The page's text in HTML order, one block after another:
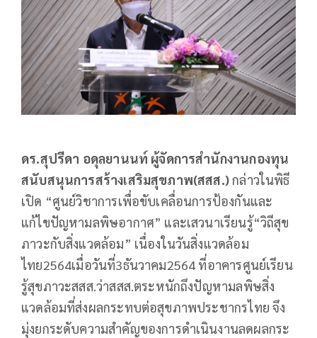
ดร.สุปรีดา อดุลยานนท์ ผู้จัดการสำนักงานกองทุน
สนับสนุนการสร้างเสริมสุขภาพ(สสส.)กล่าวในพิธี
เปิด “ศูนย์วิชาการเพื่อขับเคลื่อนการป้องกันและ
แก้ไขปัญหามลพิษอากาศ” และเสวนาเรียนรู้“วิถีสุข
ภาวะกับสิ่งแวดล้อม” เนื่องในวันสิ่งแวดล้อม
ไทย2564เมื่อวันที่3ธันวาคม2564 ที่อาคารศูนย์เรียน
รู้สุขภาวะสสส.ว่าสสส.ตระหนักถึงปัญหามลพิษสิ่ง
แวดล้อมที่ส่งผลกระทบต่อสุขภาพประชากรไทย จึง
มุ่งยกระดับความสำคัญของการดำเนินงานลดผลกระ